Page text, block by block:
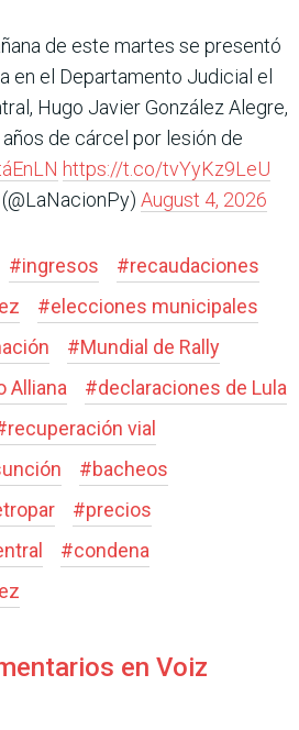
de este martes se presentó
en el Departamento Judicial el
Hugo Javier González Alegre,
de cárcel por lesión de
https://t.co/tvYyKz9LeU
August 4, 2026
#ingresos #recaudaciones
#elecciones municipales
#Mundial de Rally
Alliana #declaraciones de Lula
recuperación vial
#bacheos
#precios
#condena
en Voiz